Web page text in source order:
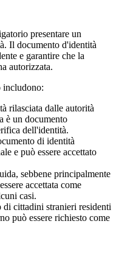
presentare un
Il documento d'identità
e garantire che la
autorizzata.
includono:
rilasciata dalle autorità
è un documento
dell'identità.
di identità
e può essere accettato
sebbene principalmente
accettata come
casi.
di cittadini stranieri residenti
può essere richiesto come